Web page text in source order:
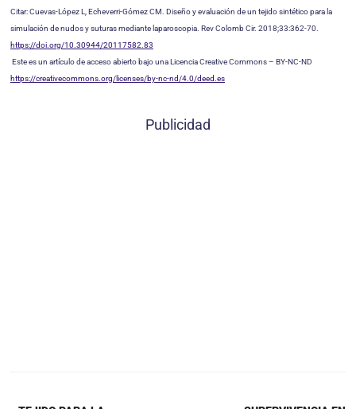
Citar: Cuevas-López L, Echeverri-Gómez CM. Diseño y evaluación de un tejido sintético para la
simulación de nudos y suturas mediante laparoscopia. Rev Colomb Cir. 2018;33:362-70.
https://doi.org/10.30944/20117582.83
Este es un artículo de acceso abierto bajo una Licencia Creative Commons – BY-NC-ND
https://creativecommons.org/licenses/by-nc-nd/4.0/deed.es
Publicidad